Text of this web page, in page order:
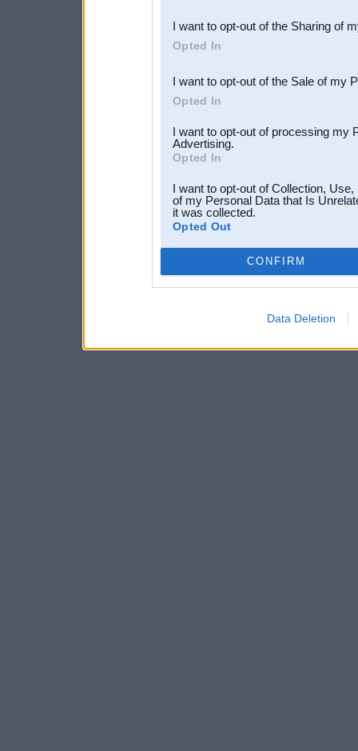
Downstream Participants
third parties.
I want to opt-out of the Sharing of
Opted In
I want to opt-out of the Sale of my
Opted In
I want to opt-out of processing my
Advertising.
Opted In
I want to opt-out of Collection,
of my Personal Data that Is
it was collected.
Opted Out
CONFIRM
Data Deletion